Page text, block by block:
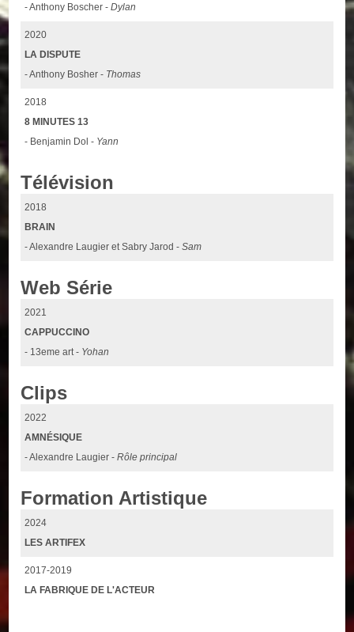
- Anthony Boscher -Dylan
2020
LA DISPUTE
- Anthony Bosher - Thomas
2018
8 MINUTES 13
- Benjamin Dol - Yann
Télévision
2018
BRAIN
- Alexandre Laugier et Sabry Jarod -Sam
Web Série
2021
CAPPUCCINO
- 13eme art - Yohan
Clips
2022
AMNÉSIQUE
- Alexandre Laugier -Rôle principal
Formation Artistique
2024
LES ARTIFEX
2017-2019
LA FABRIQUE DE L'ACTEUR